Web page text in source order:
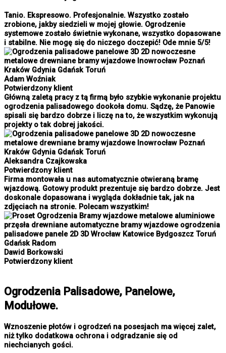
Tanio. Ekspresowo. Profesjonalnie. Wszystko zostało
zrobione, jakby siedzieli w mojej głowie. Ogrodzenie
systemowe zostało świetnie wykonane, wszystko dopasowane
i stabilne. Nie mogę się do niczego doczepić! Ode mnie 5/5!
Adam Woźniak
Potwierdzony klient
Główną zaletą pracy z tą firmą było szybkie wykonanie projektu
ogrodzenia palisadowego dookoła domu. Sądzę, że Panowie
spisali się bardzo dobrze i liczę na to, że wszystkim wykonują
projekty o tak dobrej jakości.
Aleksandra Czajkowska
Potwierdzony klient
Firma montowała u nas automatycznie otwieraną bramę
wjazdową. Gotowy produkt prezentuje się bardzo dobrze. Jest
doskonale dopasowana i wygląda dokładnie tak, jak na
zdjęciach na stronie. Polecam wszystkim!
Dawid Borkowski
Potwierdzony klient
Ogrodzenia Palisadowe, Panelowe,
Modułowe.
Wznoszenie płotów i ogrodzeń na posesjach ma więcej zalet,
niż tylko dodatkowa ochrona i odgradzanie się od
niechcianych gości.